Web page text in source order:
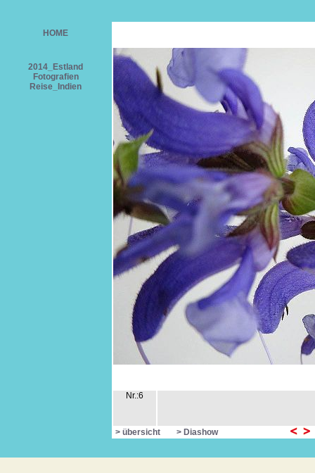
HOME
2014_Estland
Fotografien
Reise_Indien
Nr.:6
> übersicht > Diashow